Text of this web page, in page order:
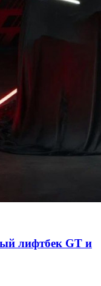
лифтбек GT и